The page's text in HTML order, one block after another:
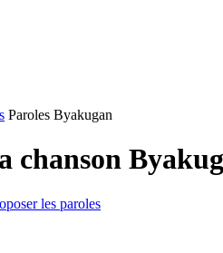
Paroles Byakugan
chanson
les paroles